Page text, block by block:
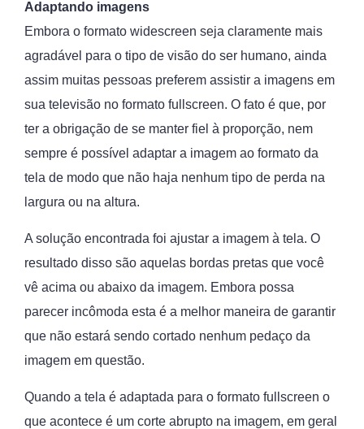
Adaptando imagens
Embora o formato widescreen seja claramente mais
agradável para o tipo de visão do ser humano, ainda
assim muitas pessoas preferem assistir a imagens em
sua televisão no formato fullscreen. O fato é que, por
ter a obrigação de se manter fiel à proporção, nem
sempre é possível adaptar a imagem ao formato da
tela de modo que não haja nenhum tipo de perda na
largura ou na altura.
A solução encontrada foi ajustar a imagem à tela. O
resultado disso são aquelas bordas pretas que você
vê acima ou abaixo da imagem. Embora possa
parecer incômoda esta é a melhor maneira de garantir
que não estará sendo cortado nenhum pedaço da
imagem em questão.
Quando a tela é adaptada para o formato fullscreen o
que acontece é um corte abrupto na imagem, em geral